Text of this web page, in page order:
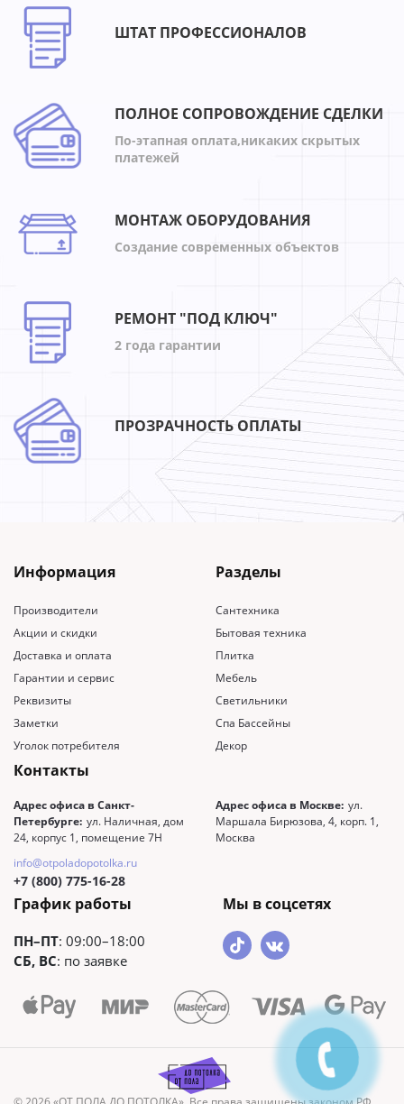
ШТАТ ПРОФЕССИОНАЛОВ
ПОЛНОЕ СОПРОВОЖДЕНИЕ СДЕЛКИ
По-этапная оплата,никаких скрытых
платежей
МОНТАЖ ОБОРУДОВАНИЯ
Создание современных объектов
РЕМОНТ "ПОД КЛЮЧ"
2 года гарантии
ПРОЗРАЧНОСТЬ ОПЛАТЫ
Информация
Производители
Акции и скидки
Доставка и оплата
Гарантии и сервис
Реквизиты
Заметки
Уголок потребителя
Разделы
Сантехника
Бытовая техника
Плитка
Мебель
Светильники
Спа Бассейны
Декор
Контакты
Адрес офиса в Санкт-
Петербурге: ул. Наличная, дом
24, корпус 1, помещение 7Н
Адрес офиса в Москве: ул.
Маршала Бирюзова, 4, корп. 1,
Москва
info@otpoladopotolka.ru
+7 (800) 775-16-28
График работы
ПН–ПТ: 09:00–18:00
СБ, ВС: по заявке
Мы в соцсетях